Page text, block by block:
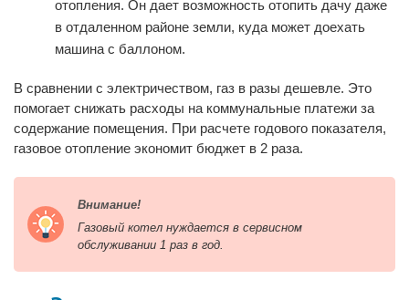
отопления. Он дает возможность отопить дачу даже
в отдаленном районе земли, куда может доехать
машина с баллоном.
В сравнении с электричеством, газ в разы дешевле. Это
помогает снижать расходы на коммунальные платежи за
содержание помещения. При расчете годового показателя,
газовое отопление экономит бюджет в 2 раза.
Внимание!
Газовый котел нуждается в сервисном
обслуживании 1 раз в год.